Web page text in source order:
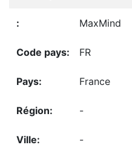
MaxMind
FR
France
-
-